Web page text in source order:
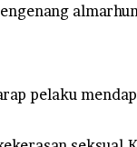
pelaku